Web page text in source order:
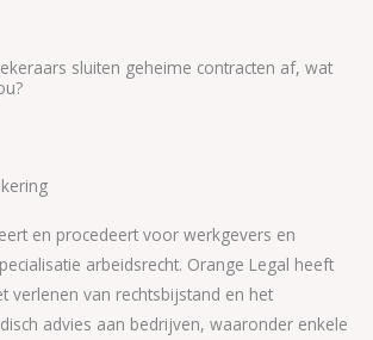
sluiten geheime contracten af, wat
en procedeert voor werkgevers en
arbeidsrecht. Orange Legal heeft
verlenen van rechtsbijstand en het
advies aan bedrijven, waaronder enkele